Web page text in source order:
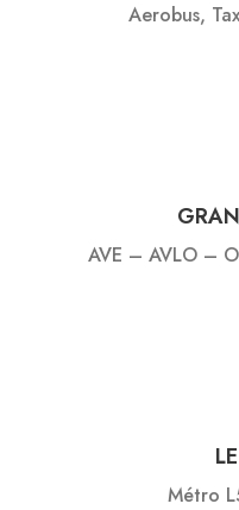
Aerobus,
AVE – AVLO –
Métro